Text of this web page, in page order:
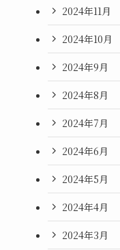
2024年11月
2024年10月
2024年9月
2024年8月
2024年7月
2024年6月
2024年5月
2024年4月
2024年3月